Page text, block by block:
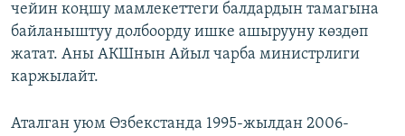
чейин коңшу мамлекеттеги балдардын тамагына
байланыштуу долбоорду ишке ашырууну көздөп
жатат. Аны АКШнын Айыл чарба министрлиги
каржылайт.
Аталган уюм Өзбекстанда 1995-жылдан 2006-